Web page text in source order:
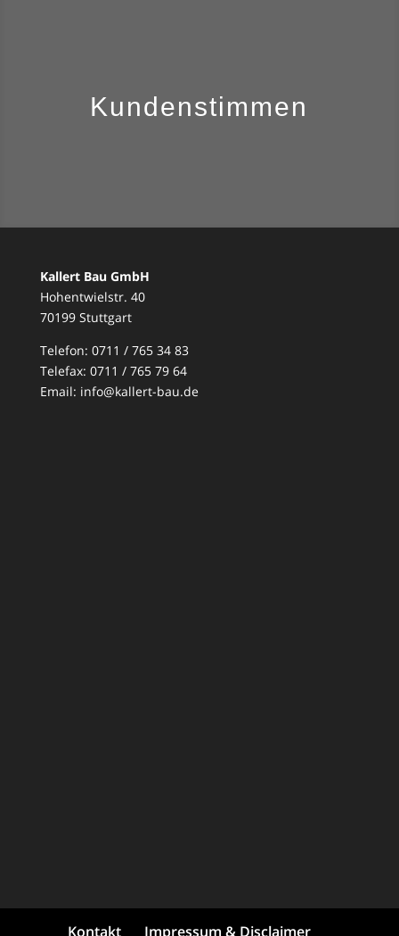
Kundenstimmen
Kallert Bau GmbH
Hohentwielstr. 40
70199 Stuttgart
Telefon: 0711 / 765 34 83
Telefax: 0711 / 765 79 64
Email: info@kallert-bau.de
Kontakt Impressum & Disclaimer